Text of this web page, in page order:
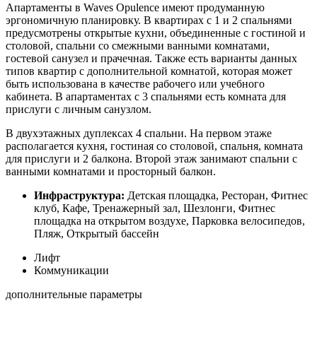
Апартаменты в Waves Opulence имеют продуманную
эргономичную планировку. В квартирах с 1 и 2 спальнями
предусмотрены открытые кухни, объединенные c гостиной и
столовой, спальни со смежными ванными комнатами,
гостевой санузел и прачечная. Также есть варианты данных
типов квартир с дополнительной комнатой, которая может
быть использована в качестве рабочего или учебного
кабинета. В апартаментах с 3 спальнями есть комната для
прислуги с личным санузлом.
В двухэтажных дуплексах 4 спальни. На первом этаже
располагается кухня, гостиная со столовой, спальня, комната
для прислуги и 2 балкона. Второй этаж занимают спальни с
ванными комнатами и просторный балкон.
Инфраструктура: Детская площадка, Ресторан, Фитнес
клуб, Кафе, Тренажерный зал, Шезлонги, Фитнес
площадка на открытом воздухе, Парковка велосипедов,
Пляж, Открытый бассейн
Лифт
Коммуникации
дополнительные параметры